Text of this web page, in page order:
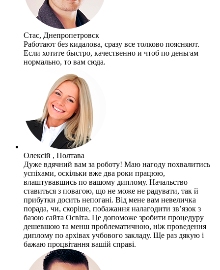
Стас, Днепропетровск
Работают без кидалова, сразу все толково поясняют.
Если хотите быстро, качественно и чтоб по деньгам
нормально, то вам сюда.
Олексій , Полтава
Дуже вдячний вам за роботу! Маю нагоду похвалитись
успіхами, оскільки вже два роки працюю,
влаштувавшись по вашому диплому. Начальство
ставиться з повагою, що не може не радувати, так й
прибутки досить непогані. Від мене вам невеличка
порада, чи, скоріше, побажання налагодити зв’язок з
базою сайта Освіта. Це допоможе зробити процедуру
дешевшою та менш проблематичною, ніж проведення
диплому по архівах учбового закладу. Ще раз дякую і
бажаю процвітання вашій справі.